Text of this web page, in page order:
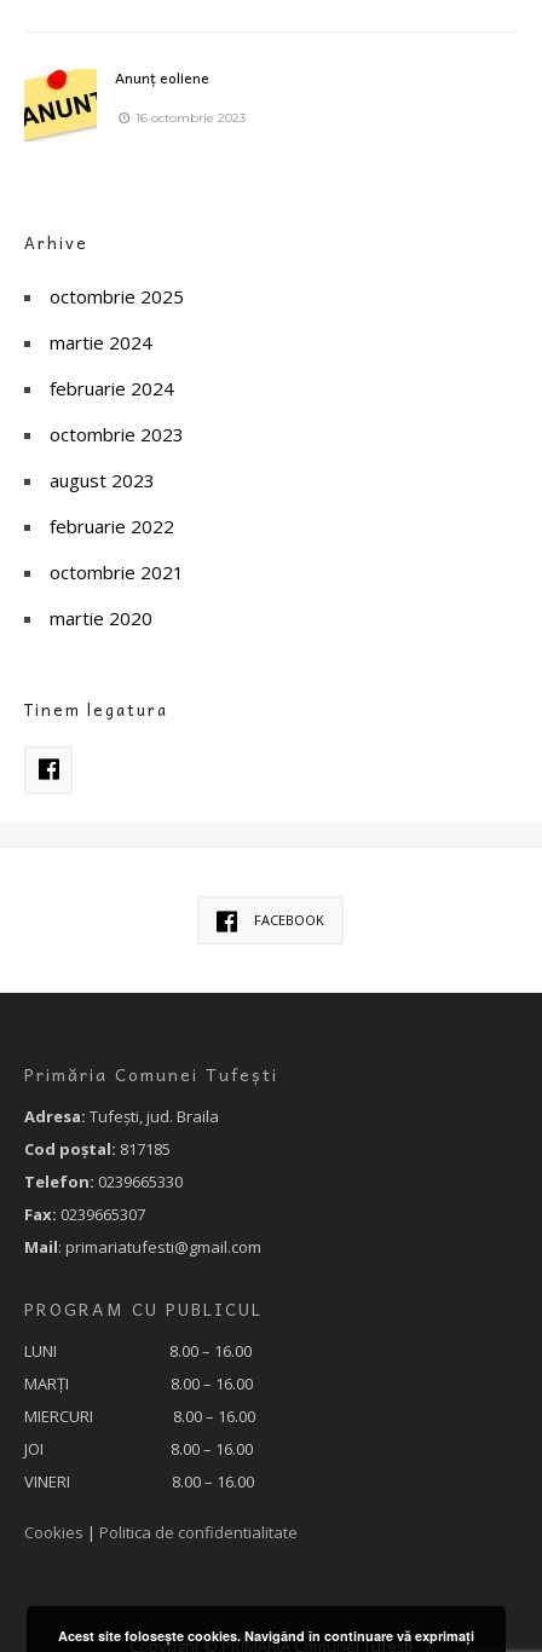
Anunț eoliene
16 octombrie 2023
Arhive
octombrie 2025
martie 2024
februarie 2024
octombrie 2023
august 2023
februarie 2022
octombrie 2021
martie 2020
Tinem legatura
FACEBOOK
Primăria Comunei Tufești
Adresa: Tufeşti, jud. Braila
Cod poştal: 817185
Telefon: 0239665330
Fax: 0239665307
Mail: primariatufesti@gmail.com
PROGRAM CU PUBLICUL
LUNI 8.00 – 16.00
MARȚI 8.00 – 16.00
MIERCURI 8.00 – 16.00
JOI 8.00 – 16.00
VINERI 8.00 – 16.00
Cookies | Politica de confidentialitate
Copyright © PRIMĂRIA Comunei Tufești
Acest site foloseşte cookies. Navigând în continuare vă exprimaţi